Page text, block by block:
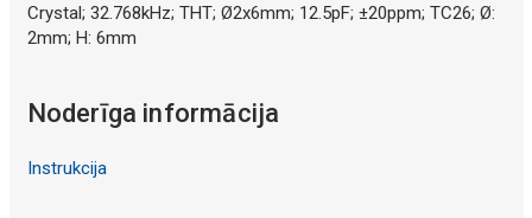
Crystal; 32.768kHz; THT; Ø2x6mm; 12.5pF; ±20ppm; TC26; Ø:
2mm; H: 6mm
Noderīga informācija
Instrukcija